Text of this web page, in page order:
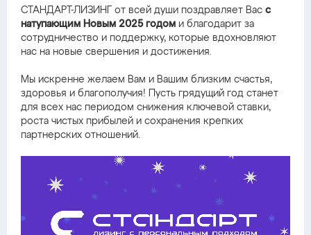
СТАНДАРТ-ЛИЗИНГ от всей души поздравляет Вас с
натупающим Новым 2025 годом и благодарит за
сотрудничество и поддержку, которые вдохновляют
нас на новые свершения и достижения.
Мы искренне желаем Вам и Вашим близким счастья,
здоровья и благополучия! Пусть грядущий год станет
для всех нас периодом снижения ключевой ставки,
роста чистых прибылей и сохранения крепких
партнерских отношений.